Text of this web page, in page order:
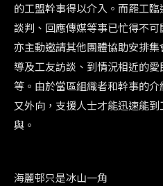
的工盟幹事得以介入。而罷工
談判、回應傳媒等事已忙得不可
亦主動邀請其他團體協助安排
導及工友訪談、到情況相近的
等。由於當區組織者和幹事的
又外向，支援人士才能迅速能
與。
海麗邨只是冰山一角